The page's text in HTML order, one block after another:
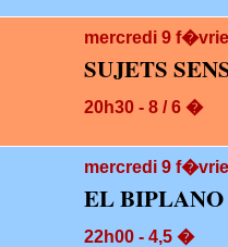
mercredi 9
SUJETS
20h30 - 8 / 6 �
mercredi 9
EL
22h00 - 4,5 �